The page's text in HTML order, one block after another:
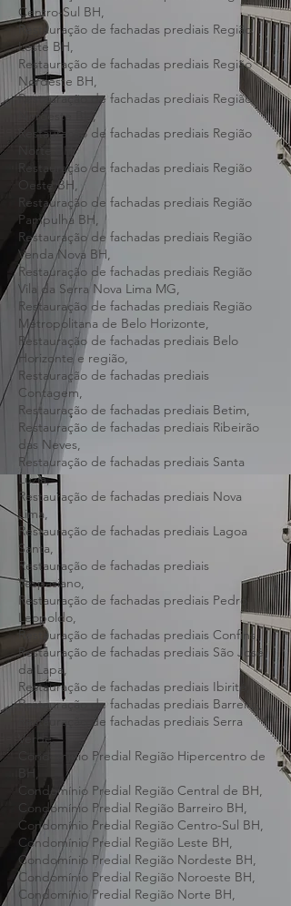
Barreiro BH,
Restauração de fachadas prediais Região
Centro-Sul BH,
Restauração de fachadas prediais Região
Leste BH,
Restauração de fachadas prediais Região
Nordeste BH,
Restauração de fachadas prediais Região
Noroeste BH,
Restauração de fachadas prediais Região
Norte BH,
Restauração de fachadas prediais Região
Oeste BH,
Restauração de fachadas prediais Região
Pampulha BH,
Restauração de fachadas prediais Região
Venda Nova BH,
Restauração de fachadas prediais Região
Vila da Serra Nova Lima MG,
Restauração de fachadas prediais Região
Metropolitana de Belo Horizonte,
Restauração de fachadas prediais Belo
Horizonte e região,
Restauração de fachadas prediais
Contagem,
Restauração de fachadas prediais Betim,
Restauração de fachadas prediais Ribeirão
das Neves,
Restauração de fachadas prediais Santa
Luzia,
Restauração de fachadas prediais Nova
Lima,
Restauração de fachadas prediais Lagoa
Santa,
Restauração de fachadas prediais
Vespasiano,
Restauração de fachadas prediais Pedro
Leopoldo,
Restauração de fachadas prediais Confins,
Restauração de fachadas prediais São José
da Lapa,
Restauração de fachadas prediais Ibirité,
Restauração de fachadas prediais Barreiro,
Restauração de fachadas prediais Serra
Verde,
Condomínio Predial Região Hipercentro de
BH,
Condomínio Predial Região Central de BH,
Condomínio Predial Região Barreiro BH,
Condomínio Predial Região Centro-Sul BH,
Condomínio Predial Região Leste BH,
Condomínio Predial Região Nordeste BH,